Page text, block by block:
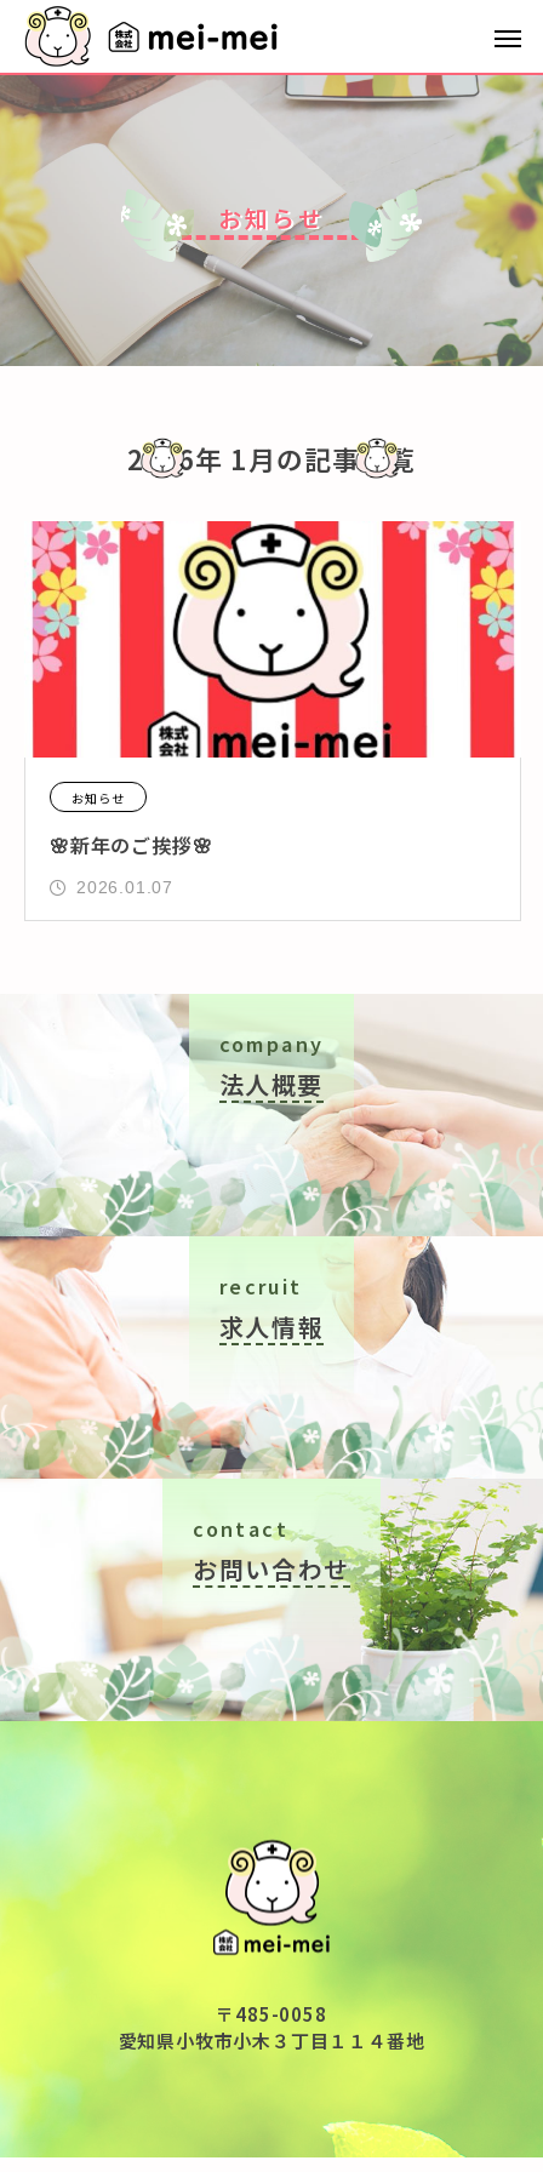
お知 らせ
2026年 1月の記事一覧
お知らせ
🌸新年のご挨拶🌸
2026.01.07
company
法人概要
recruit
求人情報
contact
お問い合わせ
〒485-0058
愛知県小牧市小木３丁目１１４番地